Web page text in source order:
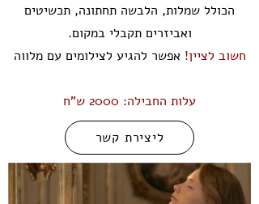
הכולל שמלות, הלבשה תחתונה, תכשיטים
ואביזרים תקבלי במקום.
חשוב לציין! אפשר להגיע לצילומים עם מלווה
עלות החבילה: 2000 ש"ח
ליצירת קשר